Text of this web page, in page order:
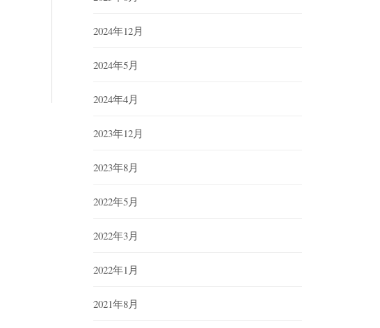
2024年12月
2024年5月
2024年4月
2023年12月
2023年8月
2022年5月
2022年3月
2022年1月
2021年8月